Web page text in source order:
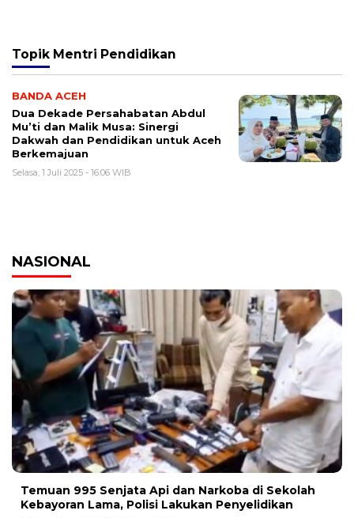
Topik Mentri Pendidikan
BANDA ACEH
Dua Dekade Persahabatan Abdul
Mu’ti dan Malik Musa: Sinergi
Dakwah dan Pendidikan untuk Aceh
Berkemajuan
Selasa, 1 Juli 2025 - 16:06 WIB
NASIONAL
Temuan 995 Senjata Api dan Narkoba di Sekolah
Kebayoran Lama, Polisi Lakukan Penyelidikan